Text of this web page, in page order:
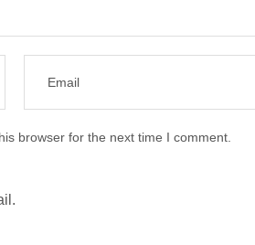
browser for the next time I comment.